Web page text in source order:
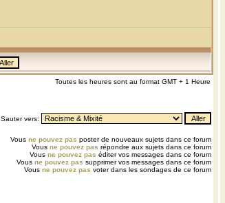
Toutes les heures sont au format GMT + 1 Heure
Sauter vers:
Vous ne pouvez pas poster de nouveaux sujets dans ce forum
Vous ne pouvez pas répondre aux sujets dans ce forum
Vous ne pouvez pas éditer vos messages dans ce forum
Vous ne pouvez pas supprimer vos messages dans ce forum
Vous ne pouvez pas voter dans les sondages de ce forum